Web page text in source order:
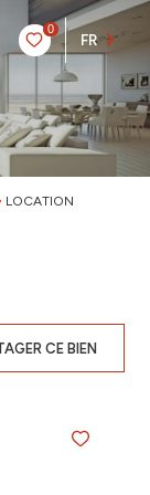
0
FR
LOCATION
CE BIEN